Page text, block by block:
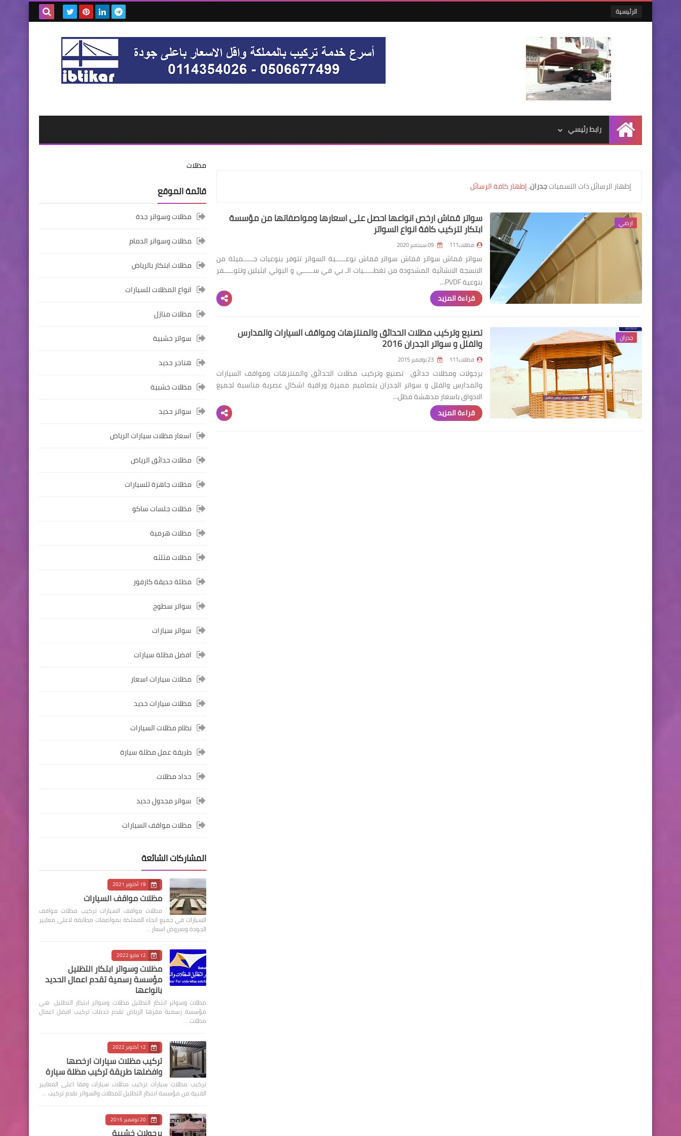
الرئيسية
الرئيسية
رابط رئيسي
‏إظهار الرسائل ذات التسمياتجدران.إظهار كافة الرسائل
ارضي سواتر قماش ارخص انواعها احصل على اسعارها ومواصفاتها من مؤسسة
ابتكار لتركيب كافة انواع السواتر
مظلات111
سواتر قماش سواتر قماش سواتر قماش نوعـــــية السواتر تتوفر بنوعيات جـــــميلة من
الانسجة الانشائية المشدودة من تغطـــــيات الـ بي في ســـــي و البولي ايثيلين وتتوـــــفر
بنوعية PVDF…
قراءة المزيد
جدران تصنيع وتركيب مظلات الحدائق والمنتزهات ومواقف السيارات والمدارس
والفلل و سواتر الجدران 2016
مظلات111
برجولات ومظلات حدائق تصنيع وتركيب مظلات الحدائق والمنتزهات ومواقف السيارات
والمدارس والفلل و سواتر الجدران بتصاميم مميزة وراقية اشكال عصرية مناسبة لجميع
الاذواق باسعار مدهشة مظل…
قراءة المزيد
مظلات
قائمة الموقع
مظلات وسواتر جدة
مظلات وسواتر الدمام
مظلات ابتكار بالرياض
انواع المظلات للسيارات
مظلات منازل
سواتر خشبية
هناجر حديد
مظلات خشبية
سواتر حديد
اسعار مظلات سيارات الرياض
مظلات حدائق الرياض
مظلات جاهزة للسيارات
مظلات جلسات ساكو
مظلات هرمية
مظلات مثلثه
مظلة حديقة كارفور
سواتر سطوح
سواتر سيارات
افضل مظلة سيارات
مظلات سيارات اسعار
مظلات سيارات حديد
نظام مظلات السيارات
طريقة عمل مظلة سيارة
حداد مظلات
سواتر مجدول حديد
مظلات مواقف السيارات
المشاركات الشائعة
19 أكتوبر 2021
مظلات مواقف السيارات
مظلات مواقف السيارات تركيب مظلات مواقف
السيارات في جميع انحاء المملكة بمواصفات مطابقة لاعلى معايير
الجودة وبعروض اسعار…
12 مايو 2022
مظلات وسواتر ابتكار التظليل
مؤسسة رسمية تقدم اعمال الحديد
بانواعها
مظلات وسواتر ابتكار التظليل مظلات وسواتر ابتكار التظليل هي
مؤسسة رسمية مقرها الرياض تقدم خدمات تركيب افضل اعمال
مظلات …
12 أكتوبر 2022
تركيب مظلات سيارات ارخصها
وافضلها طريقة تركيب مظلة سيارة
‏تركيب مظلات سيارات تركيب مظلات سيارات وفقا اعلى المعايير
الفنية من مؤسسة ابتكار التظليل للمظلات والسواتر نقدم تركيب …
20 نوفمبر 2015